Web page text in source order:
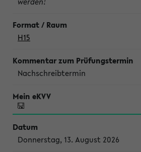
H15
Nachschreibtermin
Donnerstag, 13. August 2026